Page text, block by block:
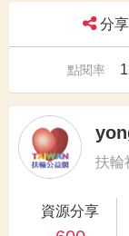
分享
點閱率
扶輪
資源分享